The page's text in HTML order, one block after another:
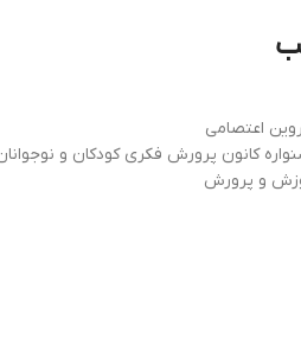
اعتصامی
کانون پرورش فکری کودکان و
و پرورش